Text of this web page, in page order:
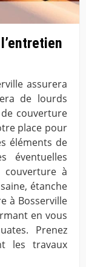
assurera
de lourds
couverture
place pour
éléments de
éventuelles
couverture à
étanche
à Bosserville
en vous
Prenez
les travaux